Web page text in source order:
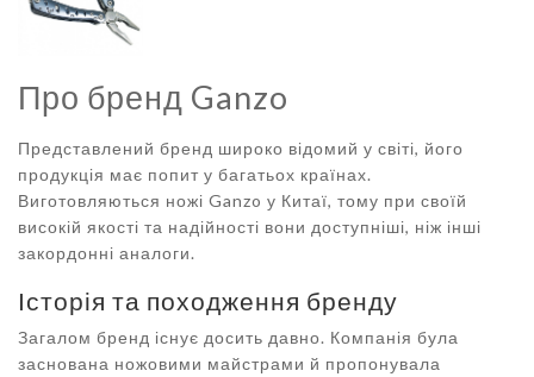
Про бренд Ganzo
Представлений бренд широко відомий у світі, його
продукція має попит у багатьох країнах.
Виготовляються ножі Ganzo у Китаї, тому при своїй
високій якості та надійності вони доступніші, ніж інші
закордонні аналоги.
Історія та походження бренду
Загалом бренд існує досить давно. Компанія була
заснована ножовими майстрами й пропонувала